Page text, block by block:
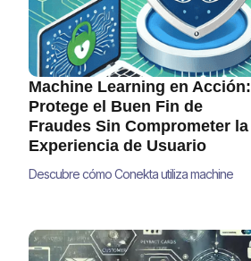
Machine Learning en Acción:
Protege el Buen Fin de
Fraudes Sin Comprometer la
Experiencia de Usuario
Descubre cómo Conekta utiliza machine
del usuario. Conoce los algoritmos y
estrategias que revolucionan la prevención